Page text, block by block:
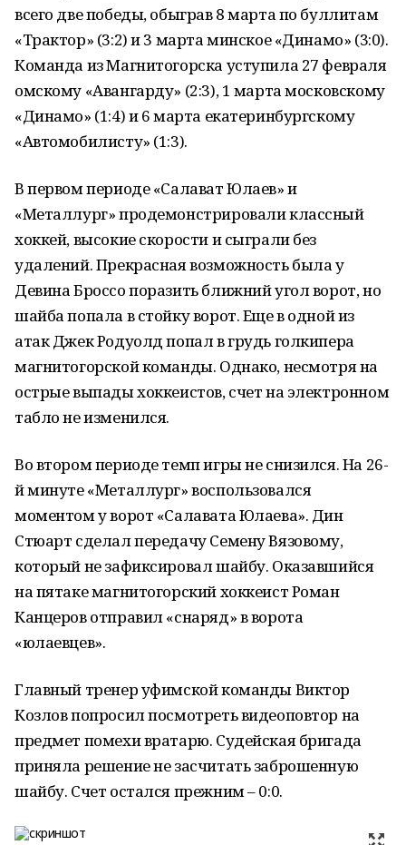
всего две победы, обыграв 8 марта по буллитам
«Трактор» (3:2) и 3 марта минское «Динамо» (3:0).
Команда из Магнитогорска уступила 27 февраля
омскому «Авангарду» (2:3), 1 марта московскому
«Динамо» (1:4) и 6 марта екатеринбургскому
«Автомобилисту» (1:3).
В первом периоде «Салават Юлаев» и
«Металлург» продемонстрировали классный
хоккей, высокие скорости и сыграли без
удалений. Прекрасная возможность была у
Девина Броссо поразить ближний угол ворот, но
шайба попала в стойку ворот. Еще в одной из
атак Джек Родуолд попал в грудь голкипера
магнитогорской команды. Однако, несмотря на
острые выпады хоккеистов, счет на электронном
табло не изменился.
Во втором периоде темп игры не снизился. На 26-
й минуте «Металлург» воспользовался
моментом у ворот «Салавата Юлаева». Дин
Стюарт сделал передачу Семену Вязовому,
который не зафиксировал шайбу. Оказавшийся
на пятаке магнитогорский хоккеист Роман
Канцеров отправил «снаряд» в ворота
«юлаевцев».
Главный тренер уфимской команды Виктор
Козлов попросил посмотреть видеоповтор на
предмет помехи вратарю. Судейская бригада
приняла решение не засчитать заброшенную
шайбу. Счет остался прежним – 0:0.